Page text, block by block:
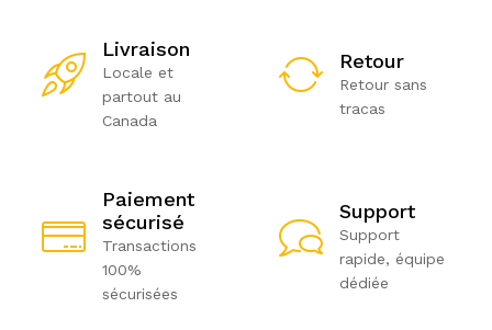
Livraison
Locale et
partout au
Canada
Retour
Retour sans
tracas
Paiement
sécurisé
Transactions
100%
sécurisées
Support
Support
rapide, équipe
dédiée